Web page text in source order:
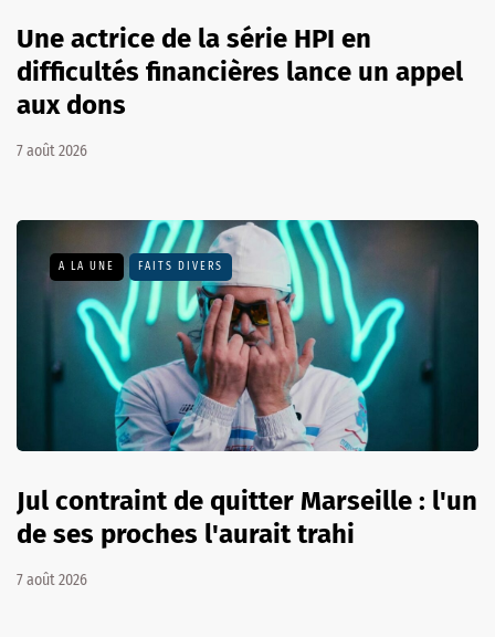
Une actrice de la série HPI en
difficultés financières lance un appel
aux dons
7 août 2026
A LA UNE FAITS DIVERS
Jul contraint de quitter Marseille : l'un
de ses proches l'aurait trahi
7 août 2026